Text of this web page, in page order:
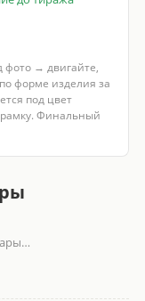
фото → двигайте,
форме изделия за
под цвет
рамку. Финальный